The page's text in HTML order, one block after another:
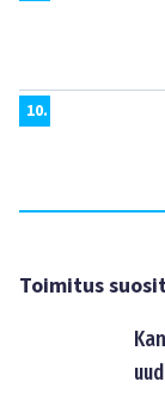
10.
Toimitus